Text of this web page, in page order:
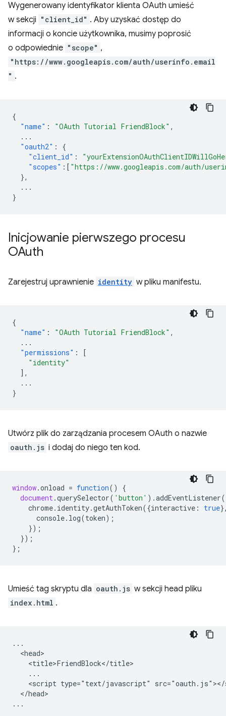
Wygenerowany identyfikator klienta OAuth umieść
w sekcji "client_id" . Aby uzyskać dostęp do
informacji o koncie użytkownika, musimy poprosić
o odpowiednie "scope" ,
"https://www.googleapis.com/auth/userinfo.email
" .
{
"name" : "OAuth Tutorial FriendBlock" ,
...
"oauth2" :
{
"client_id" :
"scopes" :[ "https://www.googleapis.com/auth/
},
...
}
Inicjowanie pierwszego procesu
OAuth
Zarejestruj uprawnienie identity w pliku manifestu.
{
"name" : "OAuth Tutorial FriendBlock" ,
...
"permissions" :
[
"identity"
],
...
}
Utwórz plik do zarządzania procesem OAuth o nazwie
oauth.js i dodaj do niego ten kod.
window.onload = function()
{
document.querySelector( 'button' ).addEventListener(
chrome. identity.getAuthToken({interactive : true
console. log(token);
});
});
};
Umieść tag skryptu dla oauth.js w sekcji head pliku
index.html .
...
  <head>
    <title>FriendBlock</title>
    ...
<script type="text/javascript"
  </head>